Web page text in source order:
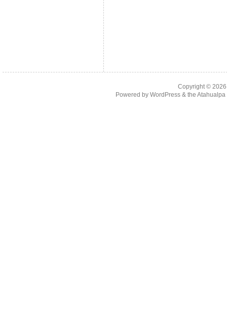
Copyright ©
Powered by WordPress& the Atahualpa